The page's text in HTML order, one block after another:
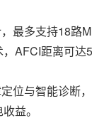
最多支持18路
AFCI距离可
位与智能诊断
益。